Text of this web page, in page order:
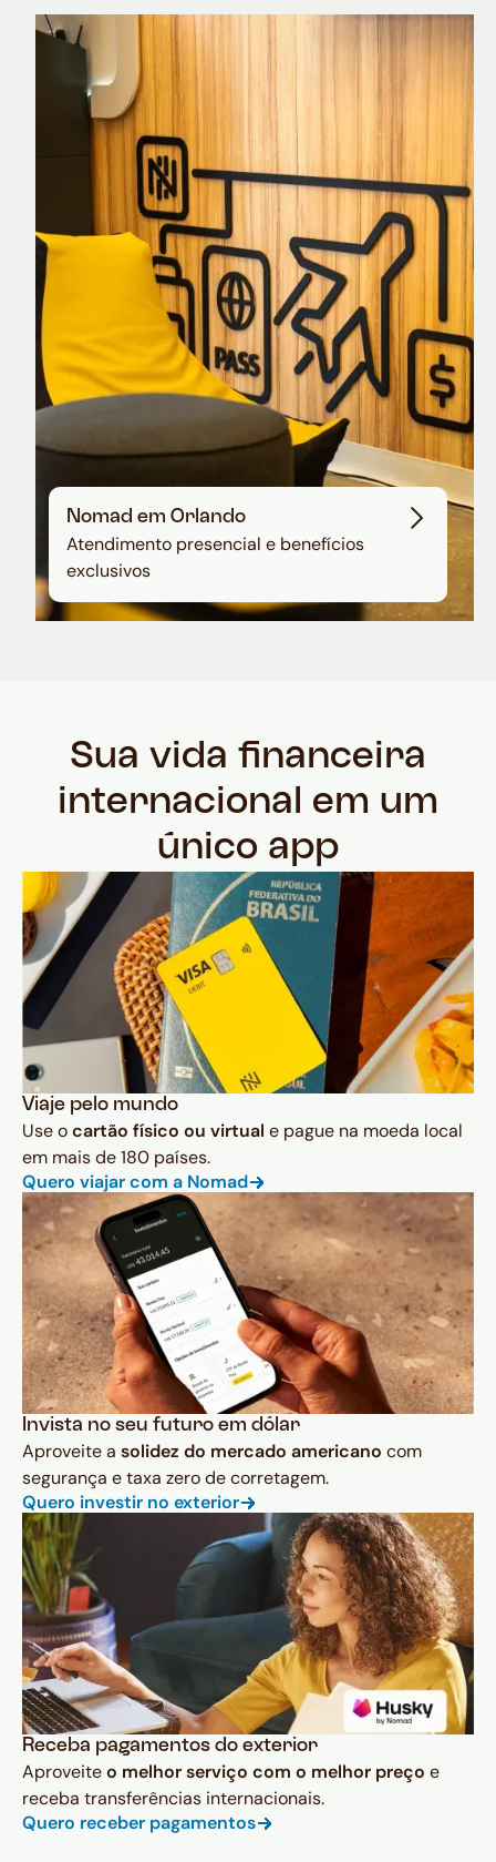
Nomad Explorer
Cartão de crédito brasileiro com cashback
em dólar
Nomad em Orlando
Atendimento presencial e benefícios
exclusivos
Sua vida financeira
internacional em um
único app
Viaje pelo mundo
Use ocartão físico ou virtual e pague na moeda local
em mais de 180 países.
Quero viajar com a Nomad
Invista no seu futuro em dólar
Aproveite a solidez do mercado americano com
segurança e taxa zero de corretagem.
Quero investir no exterior
Receba pagamentos do exterior
Aproveiteo melhor serviço com o melhor preço e
receba transferências internacionais.
Quero receber pagamentos